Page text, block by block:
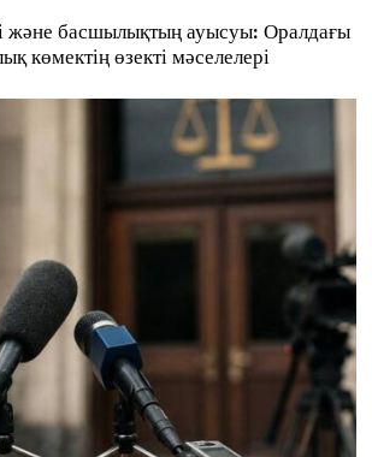
және басшылықтың ауысуы: Оралдағы
көмектің өзекті мәселелері